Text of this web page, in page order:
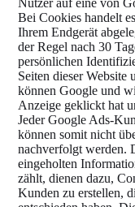
Nutzer auf eine von
Bei Cookies handelt
Ihrem Endgerät
der Regel nach 30
persönlichen
Seiten dieser Website
können Google und
Anzeige geklickt hat
Jeder Google Ads-
können somit nicht
nachverfolgt werden.
eingeholten
zählt, dienen dazu,
Kunden zu erstellen,